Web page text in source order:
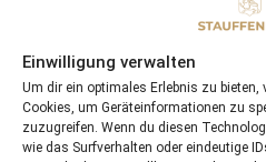
Einwilligung verwalten
Um dir ein optimales Erlebnis zu bieten,
Cookies, um Geräteinformationen zu
zuzugreifen. Wenn du diesen
wie das Surfverhalten oder eindeutige
Rusookh 22
M byMagna Greciaout